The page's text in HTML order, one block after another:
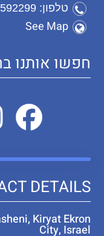
טלפון: 08-8592299
See Map
חפשו אותנו
DETAILS
Kiryat Ekron
City, Israel